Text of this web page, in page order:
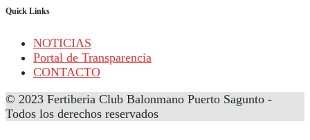
Quick Links
NOTICIAS
Portal de Transparencia
CONTACTO
© 2023 Fertiberia Club Balonmano Puerto Sagunto -
Todos los derechos reservados